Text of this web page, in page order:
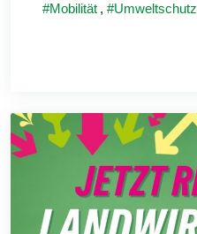
Mobilität , Umweltschutz